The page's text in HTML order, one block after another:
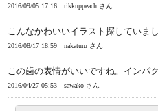
2016/09/05 17:16 rikkuppeach さん
こんなかわいいイラスト探していま
2016/08/17 18:59 nakaturu さん
この歯の表情がいいですね。インパ
2016/04/27 05:53 sawako さん